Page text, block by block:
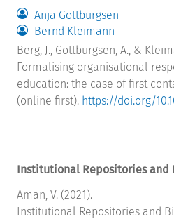
Anja Gottburgsen
Bernd Kleimann
Berg, J., Gottburgsen, A., &
Formalising organisational
education: the case of first
(online first). https://doi.org/
Institutional Repositories and
Aman, V. (2021).
Institutional Repositories and